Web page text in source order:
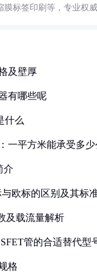
膜标签印刷等，专业权
及壁厚
有哪些呢
什么
一平方米能承受多
介
欧标的区别及其标
及载流量解析
管的合适替代型
格